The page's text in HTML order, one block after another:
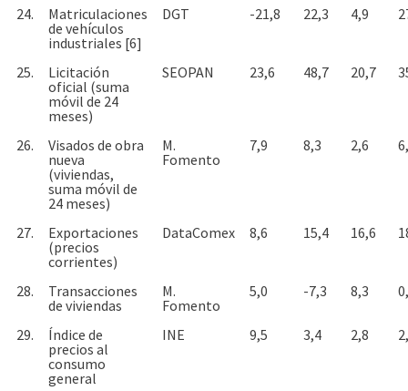
24.
Matriculaciones
de vehículos
industriales [6]
DGT -21,8 22,3 4,9
25.
Licitación
oficial (suma
móvil de 24
meses)
SEOPAN 23,6 48,7 20,7
26.
Visados de obra
nueva
(viviendas,
suma móvil de
24 meses)
M.
Fomento
7,9 8,3 2,6
27.
Exportaciones
(precios
corrientes)
DataComex 8,6 15,4 16,6
28.
Transacciones
de viviendas
M.
Fomento
5,0 -7,3 8,3
29.
Índice de
precios al
consumo
general
INE 9,5 3,4 2,8